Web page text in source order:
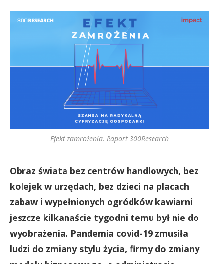
Efekt zamrożenia. Raport 300Research
Obraz świata bez centrów handlowych, bez
kolejek w urzędach, bez dzieci na placach
zabaw i wypełnionych ogródków kawiarni
jeszcze kilkanaście tygodni temu był nie do
wyobrażenia. Pandemia covid-19 zmusiła
ludzi do zmiany stylu życia, firmy do zmiany